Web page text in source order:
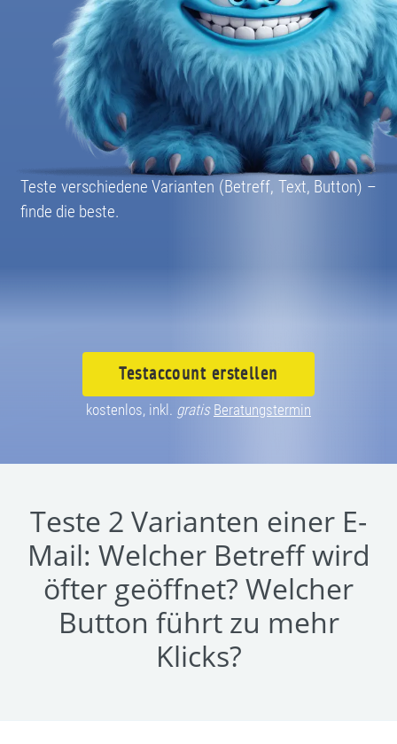
Teste verschiedene Varianten (Betreff, Text, Button) –
finde die beste.
Testaccount erstellen
kostenlos, inkl. gratis Beratungstermin
Teste 2 Varianten einer E-
Mail: Welcher Betreff wird
öfter geöffnet? Welcher
Button führt zu mehr
Klicks?
Registrieren
Beratungstermin
08004003055